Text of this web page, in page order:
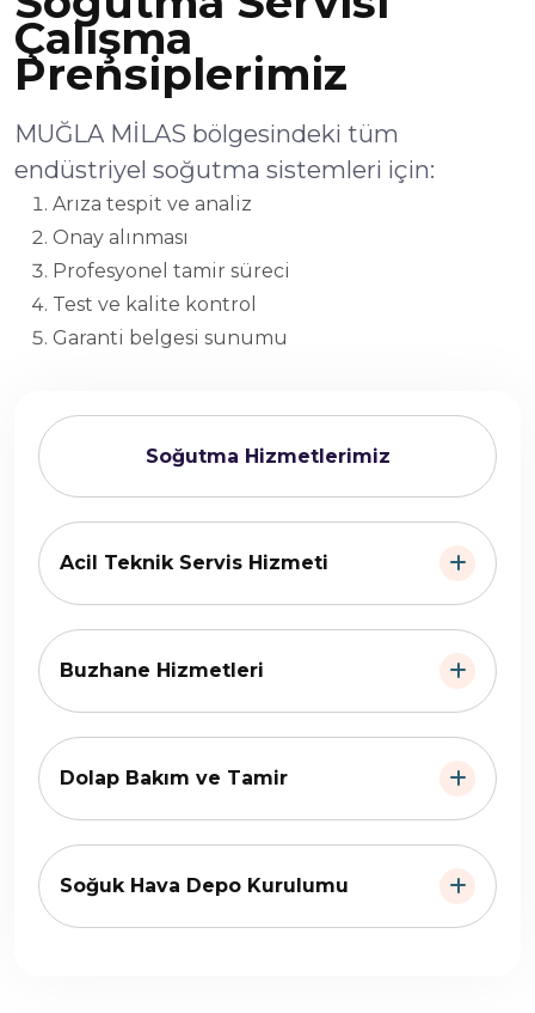
Soğutma Hizmetlerimiz
Acil Teknik Servis Hizmeti
Buzhane Hizmetleri
Dolap Bakım ve Tamir
Soğuk Hava Depo Kurulumu
Çalışma
Prensiplerimiz
MUĞLA MİLAS bölgesindeki tüm
endüstriyel soğutma sistemleri için:
Arıza tespit ve analiz
Onay alınması
Profesyonel tamir süreci
Test ve kalite kontrol
Garanti belgesi sunumu